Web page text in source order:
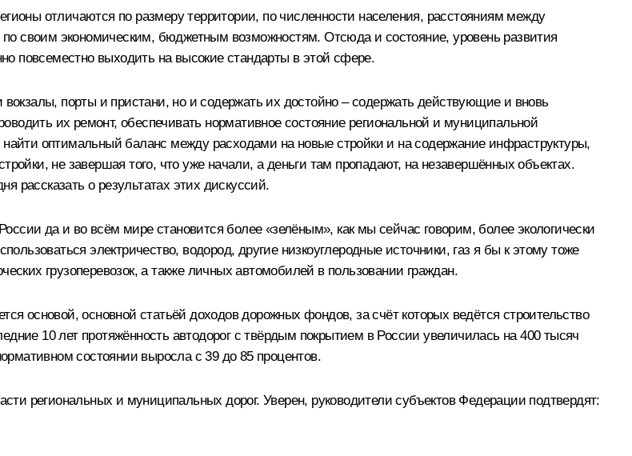
отличаются по размеру территории, по численности населения, расстояниям между
своим экономическим, бюджетным возможностям. Отсюда и состояние, уровень развития
повсеместно выходить на высокие стандарты в этой сфере.
порты и пристани, но и содержать их достойно – содержать действующие и вновь
их ремонт, обеспечивать нормативное состояние региональной и муниципальной
оптимальный баланс между расходами на новые стройки и на содержание инфраструктуры,
не завершая того, что уже начали, а деньги там пропадают, на незавершённых объектах.
рассказать о результатах этих дискуссий.
да и во всём мире становится более «зелёным», как мы сейчас говорим, более экологически
электричество, водород, другие низкоуглеродные источники, газ я бы к этому тоже
грузоперевозок, а также личных автомобилей в пользовании граждан.
основой, основной статьёй доходов дорожных фондов, за счёт которых ведётся строительство
10 лет протяжённость автодорог с твёрдым покрытием в России увеличилась на 400 тысяч
состоянии выросла с 39 до 85 процентов.
региональных и муниципальных дорог. Уверен, руководители субъектов Федерации подтвердят: